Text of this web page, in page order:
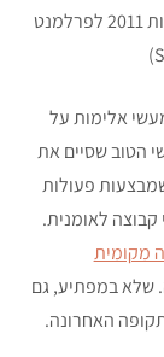
שם הנושא הותקל בהצלחה. כרזת בחירות מבחירות 2011 לפרלמנט
אלימות על
יום שישי הטוב שסיים את
פעולות
לאומנית.
מקומית
שלא במפתיע, גם
האחרונה.